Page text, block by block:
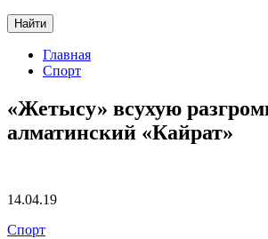
Найти
Главная
Спорт
«Жетысу» всухую
алматинский «Кайрат»
14.04.19
Спорт